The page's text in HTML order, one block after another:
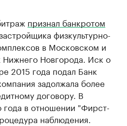
признал банкротом
физкультурно-
в Московском и
Новгорода. Иск о
2015 года подал Банк
задолжала более
договору. В
в отношении "Фирст-
наблюдения.